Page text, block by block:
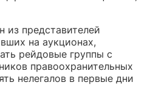
из представителей
на аукционах,
рейдовые группы с
правоохранительных
нелегалов в первые дни